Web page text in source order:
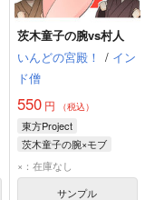
茨木童子の腕vs村人
いんどの宮殿！ / イン
ド僧
550円 （税込）
東方Project
茨木童子の腕×モブ
茨木童子の腕
茨木華扇
射命丸文
×：在庫なし
サンプル